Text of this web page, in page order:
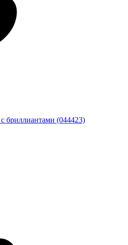
бриллиантами (044423)